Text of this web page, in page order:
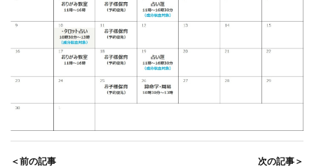
＜前の記事
次の記事＞